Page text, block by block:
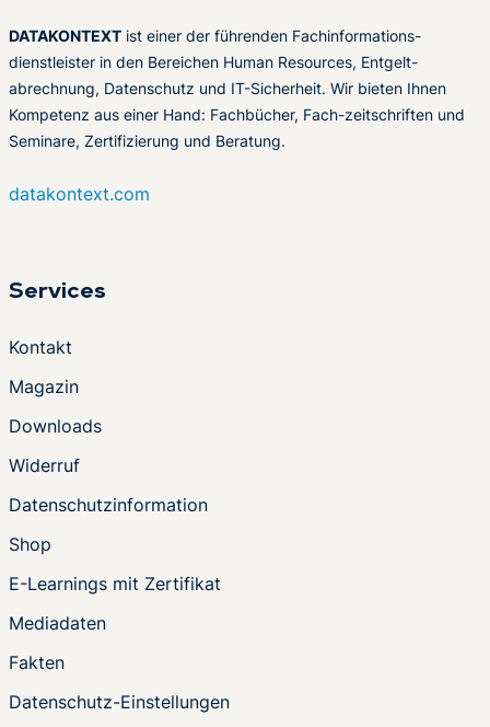
DATAKONTEXT ist einer der führenden Fachinformations-
dienstleister in den Bereichen Human Resources, Entgelt-
abrechnung, Datenschutz und IT-Sicherheit. Wir bieten Ihnen
Kompetenz aus einer Hand: Fachbücher, Fach-zeitschriften und
Seminare, Zertifizierung und Beratung.
datakontext.com
Services
Kontakt
Magazin
Downloads
Widerruf
Datenschutzinformation
Shop
E-Learnings mit Zertifikat
Mediadaten
Fakten
Datenschutz-Einstellungen